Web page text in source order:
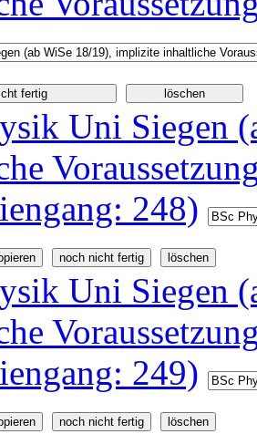
Uni Siegen
248)
Uni Siegen
249)